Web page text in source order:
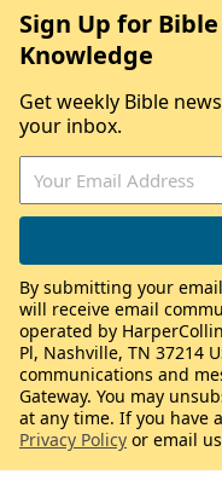
Sign Up for
Knowledge
Get weekly Bible
your inbox.
By submitting your
will receive email
operated by
Pl, Nashville, TN 37214
communications and
Gateway. You may
at any time. If you have
Privacy Policy or email